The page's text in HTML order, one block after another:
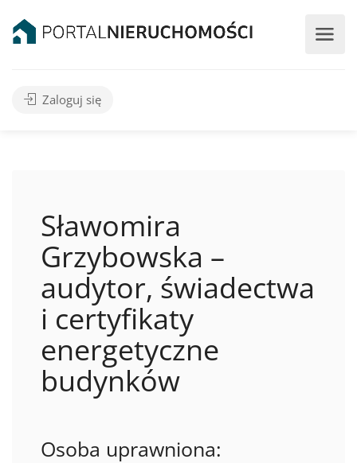
Zaloguj się
Sławomira
Grzybowska –
audytor, świadectwa
i certyfikaty
energetyczne
budynków
Osoba uprawniona: